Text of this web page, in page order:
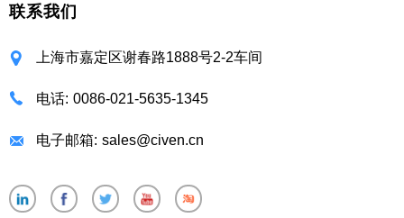
联系我们
上海市嘉定区谢春路1888号2-2车间
电话: 0086-021-5635-1345
电子邮箱: sales@civen.cn